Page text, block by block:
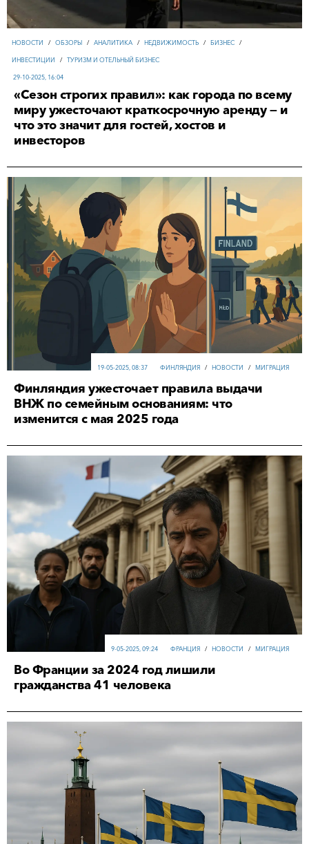
НОВОСТИ / ОБЗОРЫ / АНАЛИТИКА / НЕДВИЖИМОСТЬ / БИЗНЕС /
ИНВЕСТИЦИИ / ТУРИЗМ И ОТЕЛЬНЫЙ БИЗНЕС
29-10-2025, 16:04
«Сезон строгих правил»: как города по всему
миру ужесточают краткосрочную аренду — и
что это значит для гостей, хостов и
инвесторов
ФИНЛЯНДИЯ / НОВОСТИ / МИГРАЦИЯ
19-05-2025, 08:37
Финляндия ужесточает правила выдачи
ВНЖ по семейным основаниям: что
изменится с мая 2025 года
ФРАНЦИЯ / НОВОСТИ / МИГРАЦИЯ
9-05-2025, 09:24
Во Франции за 2024 год лишили
гражданства 41 человека